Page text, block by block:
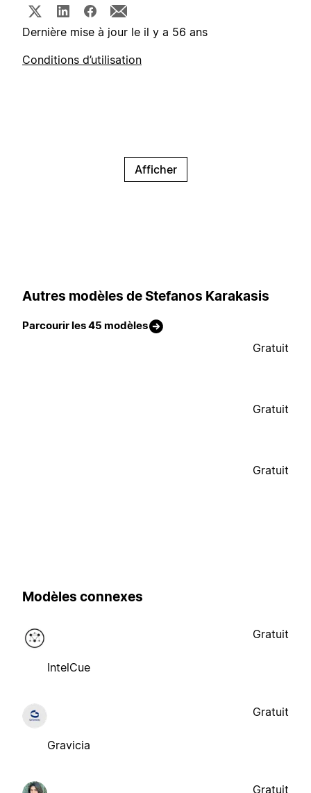
Dernière mise à jour le il y a 56 ans
Conditions d’utilisation
Afficher
Autres modèles de Stefanos Karakasis
Parcourir les 45 modèles
Gratuit
Gratuit
Gratuit
Modèles connexes
IntelCue
Gratuit
Gravicia
Gratuit
Gratuit